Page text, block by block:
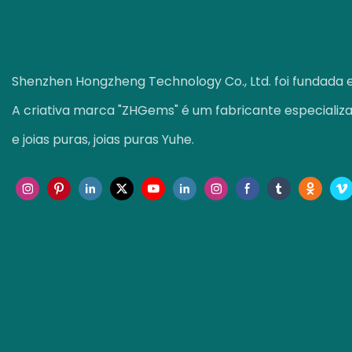
Shenzhen Hongzheng Technology Co., Ltd. foi fundada
A criativa marca "ZHGems" é um fabricante
e joias puras, joias puras Yuhe.